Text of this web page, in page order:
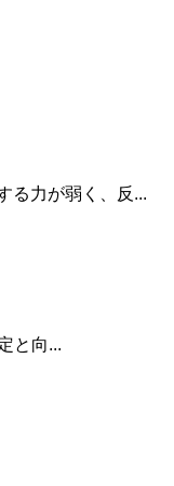
る力が弱く、反...
と向...